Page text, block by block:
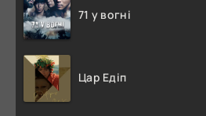
71 у вогні
Цар Едіп